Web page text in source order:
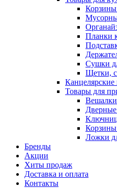
Корзины
Планки
Сушки
Щетки,
Товары для
Дверные
Корзины
Ложки
Бренды
Акции
Хиты продаж
Доставка и оплата
Контакты